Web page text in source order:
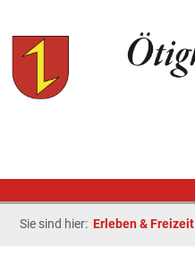
Sie sind hier: Erleben & Freizeit